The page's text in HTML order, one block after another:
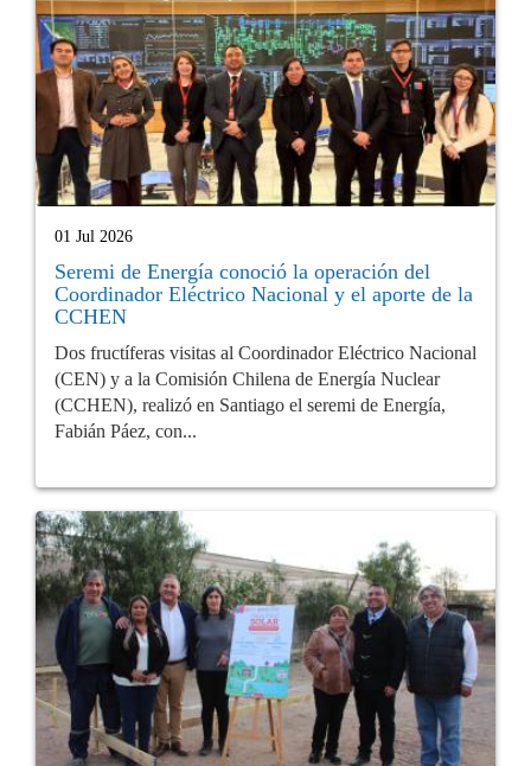
01 Jul 2026
Seremi de Energía conoció la operación del
Coordinador Eléctrico Nacional y el aporte de la
CCHEN
Dos fructíferas visitas al Coordinador Eléctrico Nacional
(CEN) y a la Comisión Chilena de Energía Nuclear
(CCHEN), realizó en Santiago el seremi de Energía,
Fabián Páez, con...